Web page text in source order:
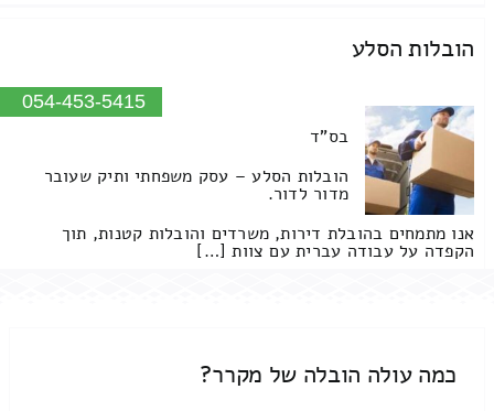
הובלות הסלע
054-453-5415
בס"ד
הובלות הסלע – עסק משפחתי ותיק שעובר
מדור לדור.
אנו מתמחים בהובלת דירות, משרדים והובלות קטנות, תוך
הקפדה על עבודה עברית עם צוות […]
כמה עולה הובלה של מקרר?